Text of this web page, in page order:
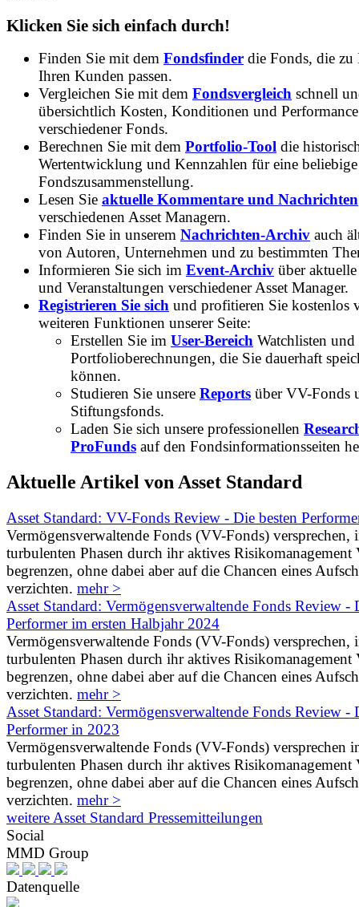
Klicken Sie sich einfach durch!
Finden Sie mit dem Fondsfinder die Fonds, die zu
Ihren Kunden passen.
Vergleichen Sie mit dem Fondsvergleich schnell
übersichtlich Kosten, Konditionen und Performance
verschiedener Fonds.
Berechnen Sie mit dem Portfolio-Tool die
Wertentwicklung und Kennzahlen für eine beliebige
Fondszusammenstellung.
Lesen Sie aktuelle Kommentare und Nachrichten
verschiedenen Asset Managern.
Finden Sie in unserem Nachrichten-Archiv auch
von Autoren, Unternehmen und zu bestimmten
Informieren Sie sich im Event-Archiv über
und Veranstaltungen verschiedener Asset Manager.
Registrieren Sie sich und profitieren Sie kostenlos
weiteren Funktionen unserer Seite:
Erstellen Sie im User-Bereich Watchlisten und
Portfolioberechnungen, die Sie dauerhaft
können.
Studieren Sie unsere Reports über VV-Fonds
Stiftungsfonds.
Laden Sie sich unsere professionellen
ProFunds auf den Fondsinformationsseiten
Aktuelle Artikel von Asset Standard
Asset Standard: VV-Fonds Review - Die besten
Vermögensverwaltende Fonds (VV-Fonds) versprechen,
turbulenten Phasen durch ihr aktives Risikomanagement
begrenzen, ohne dabei aber auf die Chancen eines
verzichten. mehr >
Asset Standard: Vermögensverwaltende Fonds Review -
Performer im ersten Halbjahr 2024
Vermögensverwaltende Fonds (VV-Fonds) versprechen,
turbulenten Phasen durch ihr aktives Risikomanagement
begrenzen, ohne dabei aber auf die Chancen eines
verzichten. mehr >
Asset Standard: Vermögensverwaltende Fonds Review -
Performer in 2023
Vermögensverwaltende Fonds (VV-Fonds) versprechen
turbulenten Phasen durch ihr aktives Risikomanagement
begrenzen, ohne dabei aber auf die Chancen eines
verzichten. mehr >
weitere Asset Standard Pressemitteilungen
Social
MMD Group
Datenquelle